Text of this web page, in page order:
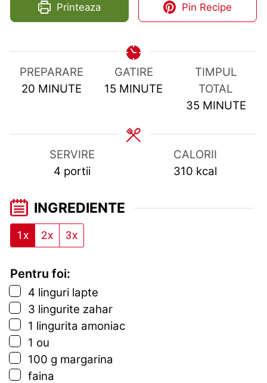
Printeaza Pin Recipe
PREPARARE
20MINUTES
MINUTE
GATIRE
15 MINUTES
MINUTE
TIMPUL
TOTAL
35MINUTES
MINUTE
SERVIRE
4 portii
CALORII
310 kcal
INGREDIENTE
1x 2x 3x
Pentru foi:
▢
4 linguri lapte
▢
3 lingurite zahar
▢
1 lingurita amoniac
▢
1 ou
▢
100 g margarina
▢
faina